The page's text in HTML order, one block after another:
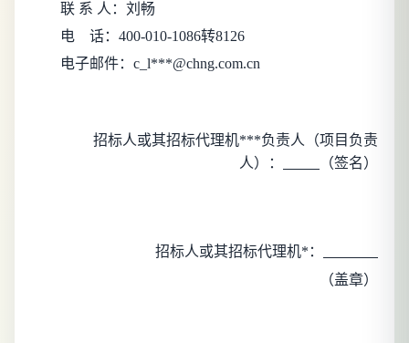
联 系 人： 刘畅
电
话： 400-010-1086转8126
电子邮件：c_l***@chng.com.cn
招标人或其招标代理机***负责人（项目负责
人）：
（签名）
招标人或其招标代理机*：
（盖章）